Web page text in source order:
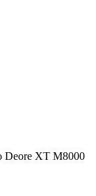
Deore XT M8000